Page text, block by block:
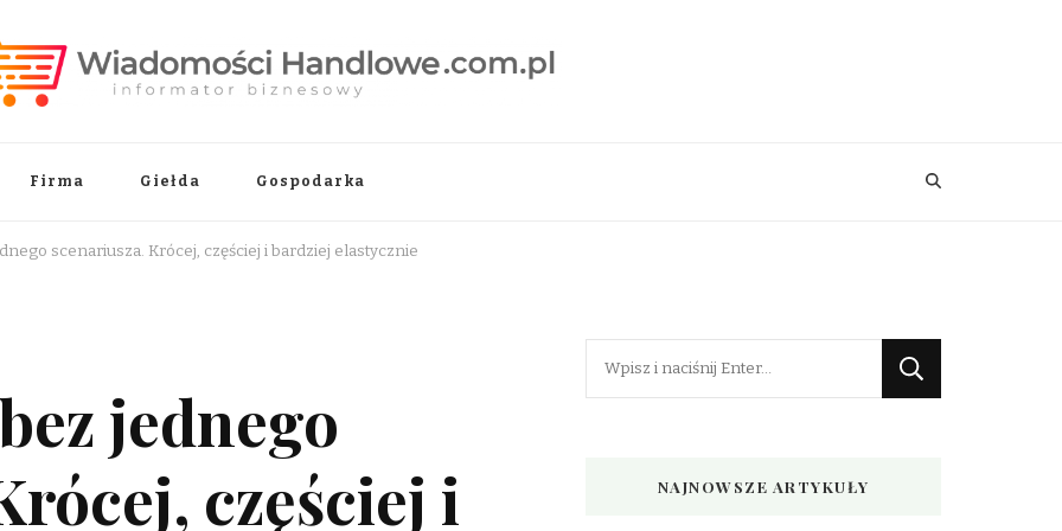
Firma Giełda Gospodarka
scenariusza. Krócej, częściej i bardziej elastycznie
jednego
częściej i
NAJNOWSZE ARTYKUŁY